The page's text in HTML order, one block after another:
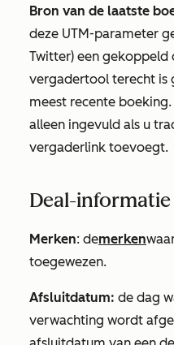
Bron van de laatste
deze UTM-parameter
Twitter) een
vergadertool terecht is
meest recente
alleen ingevuld als u
vergaderlink toevoegt.
Deal-informatie
Merken: demerken
toegewezen.
Afsluitdatum: de dag
verwachting wordt